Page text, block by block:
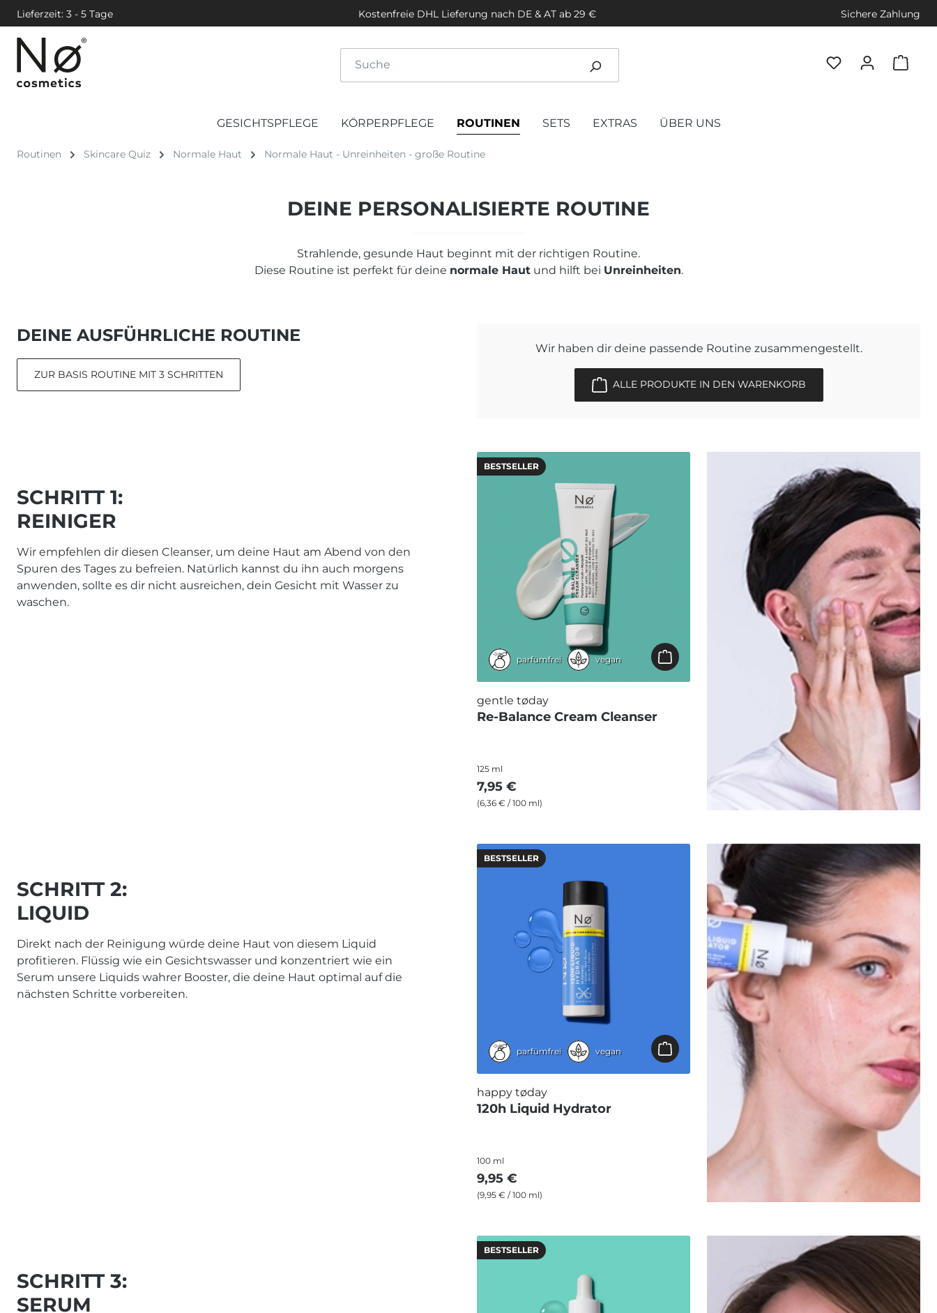
Lieferzeit: 3 - 5 Tage Kostenfreie DHL Lieferung nach DE & AT ab 29 € Sichere Zahlung
GESICHTSPFLEGE KÖRPERPFLEGE ROUTINEN SETS EXTRAS ÜBER UNS
Routinen Skincare Quiz Normale Haut Normale Haut - Unreinheiten - große Routine
DEINE PERSONALISIERTE ROUTINE
Strahlende, gesunde Haut beginnt mit der richtigen Routine.
Diese Routine ist perfekt für deine normale Hautund hilft bei Unreinheiten.
DEINE AUSFÜHRLICHE ROUTINE
ZUR BASIS ROUTINE MIT 3 SCHRITTEN
Wir haben dir deine passende Routine zusammengestellt.
ALLE PRODUKTE IN DEN WARENKORB
SCHRITT 1:
REINIGER
Wir empfehlen dir diesen Cleanser, um deine Haut am Abend von den
Spuren des Tages zu befreien. Natürlich kannst du ihn auch morgens
anwenden, sollte es dir nicht ausreichen, dein Gesicht mit Wasser zu
waschen.
BESTSELLER
parfümfrei vegan
gentle tøday
Re-Balance Cream Cleanser
125 ml
7,95 €
(6,36 € / 100 ml)
SCHRITT 2:
LIQUID
Direkt nach der Reinigung würde deine Haut von diesem Liquid
profitieren. Flüssig wie ein Gesichtswasser und konzentriert wie ein
Serum unsere Liquids wahrer Booster, die deine Haut optimal auf die
nächsten Schritte vorbereiten.
BESTSELLER
parfümfrei vegan
happy tøday
120h Liquid Hydrator
100 ml
9,95 €
(9,95 € / 100 ml)
SCHRITT 3:
SERUM
BESTSELLER